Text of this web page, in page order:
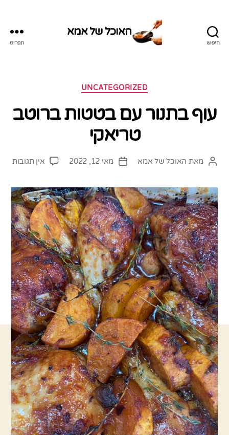
חיפוש
האוכל של אמא
תפריט
קטגוריות
UNCATEGORIZED
עוף בתנור עם בטטות ברוטב
טריאקי
המחבר
מאת האוכל של אמא
תאריך
מאי 12, 2022 אין תגובות
עם